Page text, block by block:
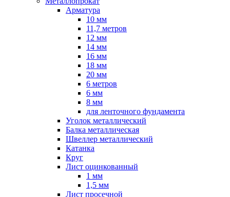
Арматура
10 мм
11,7 метров
12 мм
14 мм
16 мм
18 мм
20 мм
6 метров
6 мм
8 мм
для ленточного фундамента
Уголок металлический
Балка металлическая
Швеллер металлический
Катанка
Круг
Лист оцинкованный
1 мм
1,5 мм
Лист просечной